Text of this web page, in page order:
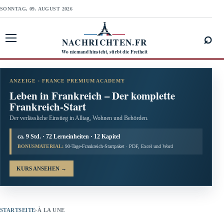
SONNTAG, 09. AUGUST 2026
NACHRICHTEN.FR
Wo niemand hinsieht, stirbt die Freiheit
⌕
ANZEIGE · FRANCE PREMIUM ACADEMY
Leben in Frankreich – Der komplette
Frankreich-Start
Der verlässliche Einstieg in Alltag, Wohnen und Behörden.
ca. 9 Std. · 72 Lerneinheiten · 12 Kapitel
BONUSMATERIAL: 90-Tage-Frankreich-Startpaket · PDF, Excel und Word
KURS ANSEHEN →
STARTSEITE› À LA UNE